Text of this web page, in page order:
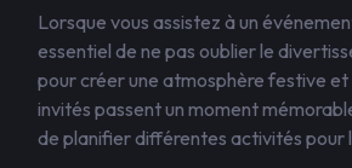
Lorsque vous assistez à un
essentiel de ne pas oublier le
pour créer une atmosphère festive
invités passent un moment
de planifier différentes activités pour